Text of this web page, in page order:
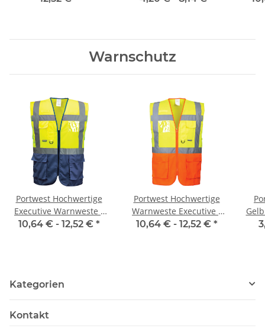
Warnschutz
Portwest Hochwertige
Executive Warnweste -
two tone gelb / marine
10,64 € - 12,52 € *
Portwest Hochwertige
Warnweste Executive -
two tone gelb / orange
10,64 € - 12,52 € *
Kategorien
Kontakt